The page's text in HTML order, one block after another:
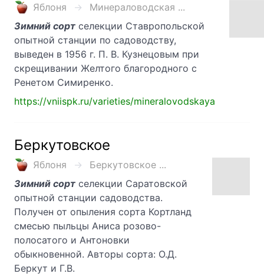
Яблоня
Минераловодская ...
Зимний сорт селекции Ставропольской
опытной станции по садоводству,
выведен в 1956 г. П. В. Кузнецовым при
скрещивании Желтого благородного с
Ренетом Симиренко.
https://vniispk.ru/varieties/mineralovodskaya
Беркутовское
Яблоня
Беркутовское ...
Зимний сорт селекции Саратовской
опытной станции садоводства.
Получен от опыления сорта Кортланд
смесью пыльцы Аниса розово-
полосатого и Антоновки
обыкновенной. Авторы сорта: О.Д.
Беркут и Г.В.